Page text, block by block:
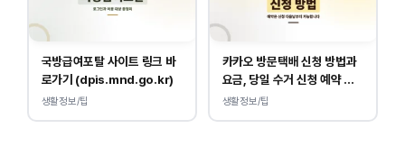
국방급여포탈 사이트 링크 바
로가기 (dpis.mnd.go.kr)
생활정보/팁
카카오 방문택배 신청 방법과
요금, 당일 수거 신청 예약 안
내
생활정보/팁